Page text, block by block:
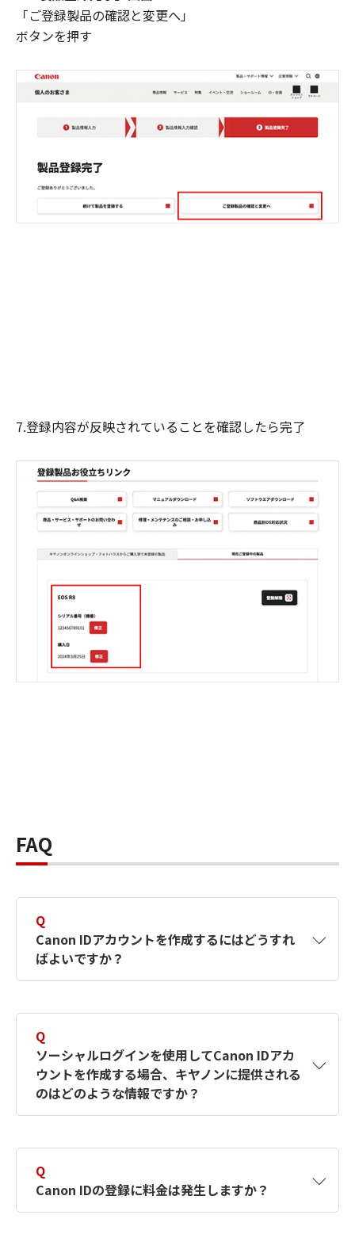
「ご登録製品の確認と変更へ」
ボタンを押す
7.登録内容が反映されていることを確認したら完了
FAQ
Q
Canon IDアカウントを作成するにはどうすれ
ばよいですか？
す。詳しい作成方法は【カメラ】Canon IDとは
何ですか？Canon IDの作成方法は？をご確認く
ださい。
Q
ソーシャルログインを使用してCanon IDアカ
ウントを作成する場合、キヤノンに提供される
のはどのような情報ですか？
択したサービスから取得します。アカウントを
簡単に作成できるように、この情報を使用して
Canon IDの登録フォームを入力します。
Q
Canon IDの登録に料金は発生しますか？